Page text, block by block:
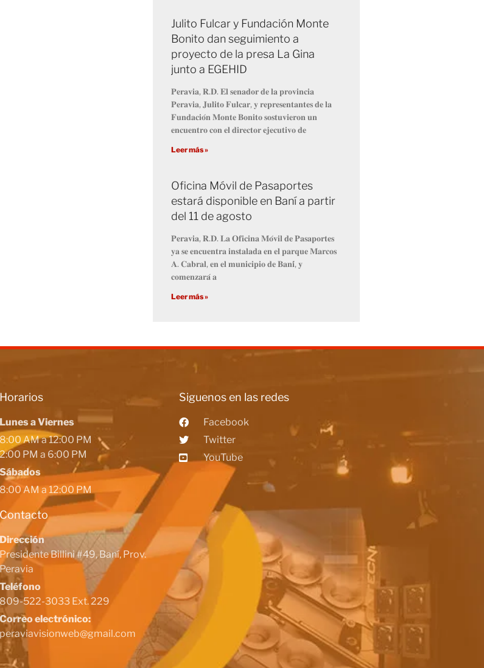
Julito Fulcar y Fundación Monte
Bonito dan seguimiento a
proyecto de la presa La Gina
junto a EGEHID
𝐏𝐞𝐫𝐚𝐯𝐢𝐚, 𝐑.𝐃. 𝐄𝐥 𝐬𝐞𝐧𝐚𝐝𝐨𝐫 𝐝𝐞 𝐥𝐚 𝐩𝐫𝐨𝐯𝐢𝐧𝐜𝐢𝐚
𝐏𝐞𝐫𝐚𝐯𝐢𝐚, 𝐉𝐮𝐥𝐢𝐭𝐨 𝐅𝐮𝐥𝐜𝐚𝐫, 𝐲 𝐫𝐞𝐩𝐫𝐞𝐬𝐞𝐧𝐭𝐚𝐧𝐭𝐞𝐬 𝐝𝐞 𝐥𝐚
𝐅𝐮𝐧𝐝𝐚𝐜𝐢𝐨́𝐧 𝐌𝐨𝐧𝐭𝐞 𝐁𝐨𝐧𝐢𝐭𝐨 𝐬𝐨𝐬𝐭𝐮𝐯𝐢𝐞𝐫𝐨𝐧 𝐮𝐧
𝐞𝐧𝐜𝐮𝐞𝐧𝐭𝐫𝐨 𝐜𝐨𝐧 𝐞𝐥 𝐝𝐢𝐫𝐞𝐜𝐭𝐨𝐫 𝐞𝐣𝐞𝐜𝐮𝐭𝐢𝐯𝐨 𝐝𝐞
Leer más »
Oficina Móvil de Pasaportes
estará disponible en Baní a partir
del 11 de agosto
𝐏𝐞𝐫𝐚𝐯𝐢𝐚, 𝐑.𝐃. 𝐋𝐚 𝐎𝐟𝐢𝐜𝐢𝐧𝐚 𝐌𝐨́𝐯𝐢𝐥 𝐝𝐞 𝐏𝐚𝐬𝐚𝐩𝐨𝐫𝐭𝐞𝐬
𝐲𝐚 𝐬𝐞 𝐞𝐧𝐜𝐮𝐞𝐧𝐭𝐫𝐚 𝐢𝐧𝐬𝐭𝐚𝐥𝐚𝐝𝐚 𝐞𝐧 𝐞𝐥 𝐩𝐚𝐫𝐪𝐮𝐞 𝐌𝐚𝐫𝐜𝐨𝐬
𝐀. 𝐂𝐚𝐛𝐫𝐚𝐥, 𝐞𝐧 𝐞𝐥 𝐦𝐮𝐧𝐢𝐜𝐢𝐩𝐢𝐨 𝐝𝐞 𝐁𝐚𝐧𝐢́, 𝐲
𝐜𝐨𝐦𝐞𝐧𝐳𝐚𝐫𝐚́ 𝐚
Leer más »
Horarios
Lunes a Viernes
8:00 AM a 12:00 PM
2:00 PM a 6:00 PM
Sábados
8:00 AM a 12:00 PM
Contacto
Dirección
Presidente Billini #49, Baní, Prov.
Peravia
Teléfono
809-522-3033 Ext. 229
Correo electrónico:
peraviavisionweb@gmail.com
Siguenos en las redes
Facebook
Twitter
YouTube